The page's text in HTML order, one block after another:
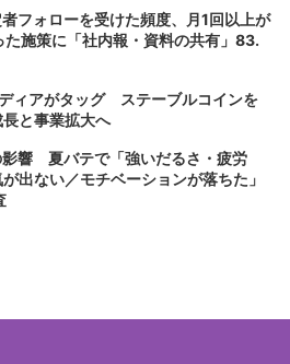
フォローを受けた頻度、月1回以上が
施策に「社内報・資料の共有」83.
ィアがタッグ ステーブルコインを
と事業拡大へ
響 夏バテで「強いだるさ・疲労
出ない／モチベーションが落ちた」